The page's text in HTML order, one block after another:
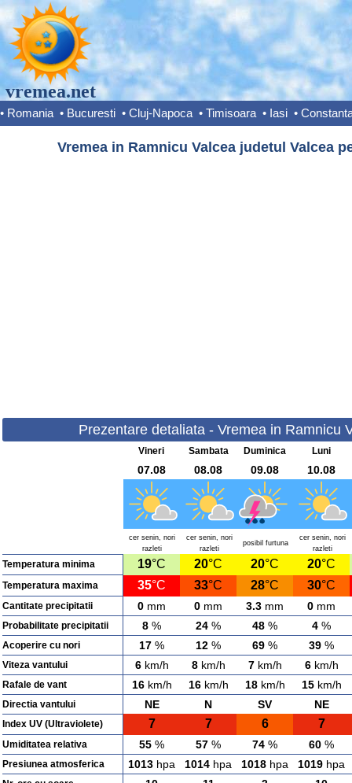
vremea.net
• Romania • Bucuresti • Cluj-Napoca • Timisoara • Iasi •
Vremea in Ramnicu Valcea judetul Valcea
Prezentare detaliata - Vremea in Ramnicu
Vineri Sambata Duminica Luni
07.08 08.08 09.08 10.08
cer senin, nori
razleti
cer senin, nori
razleti
posibil furtuna
cer senin, nori
razleti
Temperatura minima 19°C 20°C 20°C 20°C
Temperatura maxima 35°C 33°C 28°C 30°C
Cantitate precipitatii 0 mm 0 mm 3.3 mm 0 mm
Probabilitate precipitatii 8 % 24 % 48 % 4 %
Acoperire cu nori 17 % 12 % 69 % 39 %
Viteza vantului 6km/h 8km/h 7km/h 6km/h
Rafale de vant 16km/h 16km/h 18km/h 15km/h
Directia vantului NE N SV NE
Index UV (Ultraviolete) 7 7 6 7
Umiditatea relativa 55 % 57 % 74 % 60 %
Presiunea atmosferica 1013 hpa 1014 hpa 1018 hpa 1019 hpa